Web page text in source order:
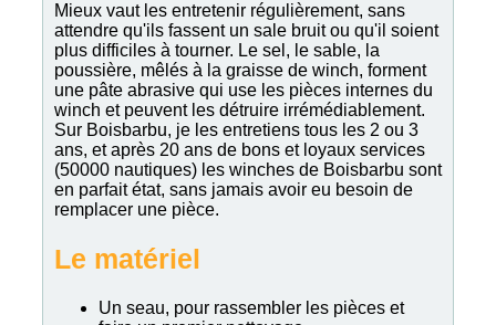
Mieux vaut les entretenir régulièrement, sans
attendre qu'ils fassent un sale bruit ou qu'il soient
plus difficiles à tourner. Le sel, le sable, la
poussière, mêlés à la graisse de winch, forment
une pâte abrasive qui use les pièces internes du
winch et peuvent les détruire irrémédiablement.
Sur Boisbarbu, je les entretiens tous les 2 ou 3
ans, et après 20 ans de bons et loyaux services
(50000 nautiques) les winches de Boisbarbu sont
en parfait état, sans jamais avoir eu besoin de
remplacer une pièce.
Le matériel
Un seau, pour rassembler les pièces et